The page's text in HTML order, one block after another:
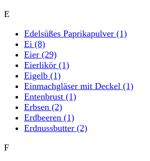
E
Edelsüßes Paprikapulver (1)
Ei (8)
Eier (29)
Eierlikör (1)
Eigelb (1)
Einmachgläser mit Deckel (1)
Entenbrust (1)
Erbsen (2)
Erdbeeren (1)
Erdnussbutter (2)
F